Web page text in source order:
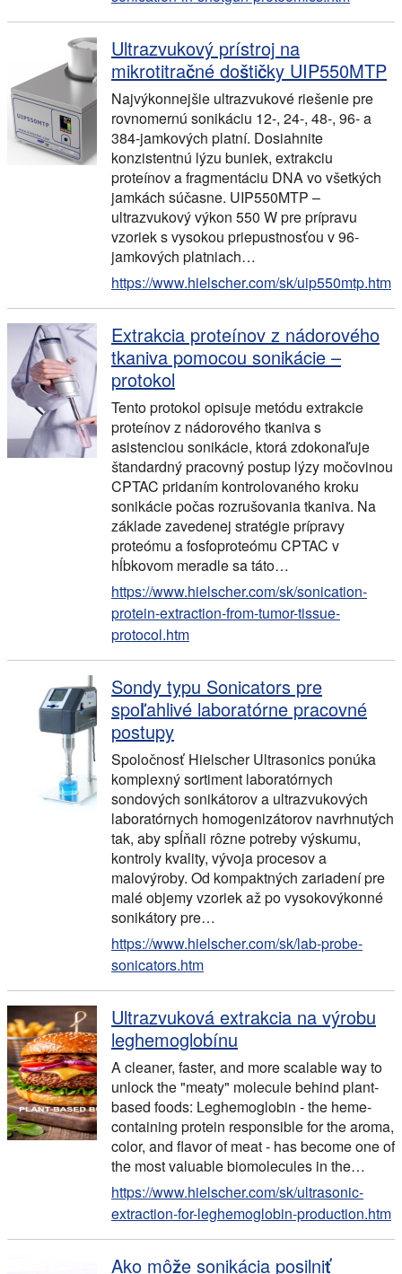
Ultrazvukový prístroj na
mikrotitračné doštičky UIP550MTP
Najvýkonnejšie ultrazvukové riešenie pre
rovnomernú sonikáciu 12-, 24-, 48-, 96- a
384-jamkových platní. Dosiahnite
konzistentnú lýzu buniek, extrakciu
proteínov a fragmentáciu DNA vo všetkých
jamkách súčasne. UIP550MTP –
ultrazvukový výkon 550 W pre prípravu
vzoriek s vysokou priepustnosťou v 96-
jamkových platniach…
https://www.hielscher.com/sk/uip550mtp.htm
Extrakcia proteínov z nádorového
tkaniva pomocou sonikácie –
protokol
Tento protokol opisuje metódu extrakcie
proteínov z nádorového tkaniva s
asistenciou sonikácie, ktorá zdokonaľuje
štandardný pracovný postup lýzy močovinou
CPTAC pridaním kontrolovaného kroku
sonikácie počas rozrušovania tkaniva. Na
základe zavedenej stratégie prípravy
proteómu a fosfoproteómu CPTAC v
hĺbkovom meradle sa táto…
https://www.hielscher.com/sk/sonication-
protein-extraction-from-tumor-tissue-
protocol.htm
Sondy typu Sonicators pre
spoľahlivé laboratórne pracovné
postupy
Spoločnosť Hielscher Ultrasonics ponúka
komplexný sortiment laboratórnych
sondových sonikátorov a ultrazvukových
laboratórnych homogenizátorov navrhnutých
tak, aby spĺňali rôzne potreby výskumu,
kontroly kvality, vývoja procesov a
malovýroby. Od kompaktných zariadení pre
malé objemy vzoriek až po vysokovýkonné
sonikátory pre…
https://www.hielscher.com/sk/lab-probe-
sonicators.htm
Ultrazvuková extrakcia na výrobu
leghemoglobínu
A cleaner, faster, and more scalable way to
unlock the "meaty" molecule behind plant-
based foods: Leghemoglobin - the heme-
containing protein responsible for the aroma,
color, and flavor of meat - has become one of
the most valuable biomolecules in the…
https://www.hielscher.com/sk/ultrasonic-
extraction-for-leghemoglobin-production.htm
Ako môže sonikácia posilniť